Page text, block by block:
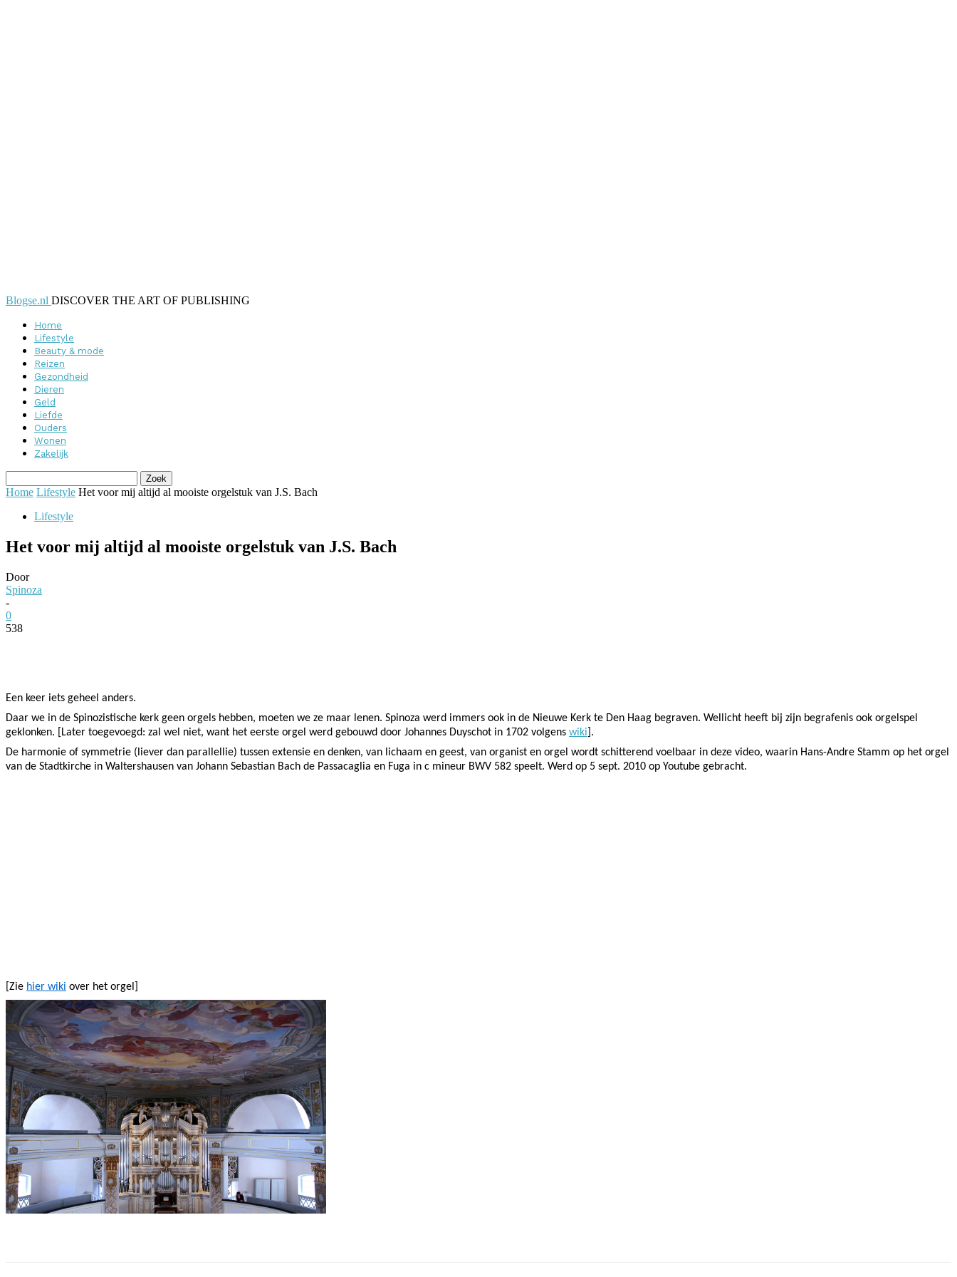
Blogse.nl DISCOVER THE ART OF PUBLISHING
Home
Lifestyle
Beauty & mode
Reizen
Gezondheid
Dieren
Geld
Liefde
Ouders
Wonen
Zakelijk
Home Lifestyle Het voor mij altijd al mooiste orgelstuk van J.S. Bach
Lifestyle
Het voor mij altijd al mooiste orgelstuk van J.S. Bach
Door
Spinoza
-
0
538
Een keer iets geheel anders.
Daar we in de Spinozistische kerk geen orgels hebben, moeten we ze maar lenen. Spinoza werd immers ook in de Nieuwe Kerk te Den Haag begraven. Wellicht heeft bij zijn begrafenis ook orgelspel
geklonken. [Later toegevoegd: zal wel niet, want het eerste orgel werd gebouwd door Johannes Duyschot in 1702 volgens wiki ].
De harmonie of symmetrie (liever dan parallellie) tussen extensie en denken, van lichaam en geest, van organist en orgel wordt schitterend voelbaar in deze video, waarin Hans-Andre Stamm op het orgel
van de Stadtkirche in Waltershausen van Johann Sebastian Bach de Passacaglia en Fuga in c mineur BWV 582 speelt. Werd op 5 sept. 2010 op Youtube gebracht.
[Zie hier wiki over het orgel]